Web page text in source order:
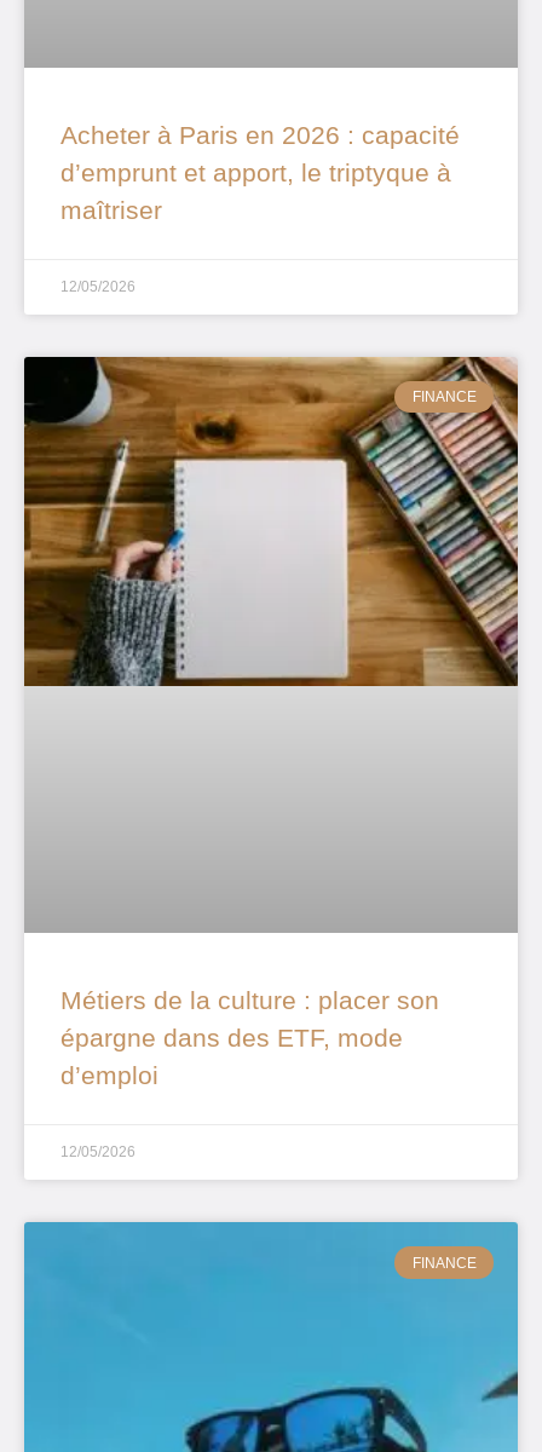
Acheter à Paris en 2026 : capacité
d’emprunt et apport, le triptyque à
maîtriser
12/05/2026
FINANCE
Métiers de la culture : placer son
épargne dans des ETF, mode
d’emploi
12/05/2026
FINANCE